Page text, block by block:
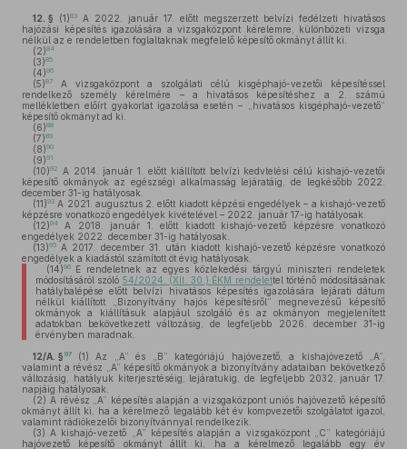
12. § (1)83
A 2022. január 17. előtt megszerzett belvízi fedélzeti hivatásos
hajózási képesítés igazolására a vizsgaközpont kérelemre, különbözeti vizsga
nélkül az e rendeletben foglaltaknak megfelelő képesítő okmányt állít ki.
(2)84
(3)85
(4)86
(5)87
A vizsgaközpont a szolgálati célú kisgéphajó-vezetői képesítéssel
rendelkező személy kérelmére – a hivatásos képesítéshez a 2. számú
mellékletben előírt gyakorlat igazolása esetén – „hivatásos kisgéphajó-vezető”
képesítő okmányt ad ki.
(6)88
(7)89
(8)90
(9)91
(10)92
A 2014. január 1. előtt kiállított belvízi kedvtelési célú kishajó-vezetői
képesítő okmányok az egészségi alkalmasság lejáratáig, de legkésőbb 2022.
december 31-ig hatályosak.
(11)93 A 2021. augusztus 2. előtt kiadott képzési engedélyek – a kishajó-vezető
képzésre vonatkozó engedélyek kivételével – 2022. január 17-ig hatályosak.
(12)94
A 2018. január 1. előtt kiadott kishajó-vezető képzésre vonatkozó
engedélyek 2022. december 31-ig hatályosak.
(13)95 A 2017. december 31. után kiadott kishajó-vezető képzésre vonatkozó
engedélyek a kiadástól számított öt évig hatályosak.
(14)96E rendeletnek az egyes közlekedési tárgyú miniszteri rendeletek
módosításáról szóló 54/2024. (XII. 30.) ÉKM rendelettel történő módosításának
hatálybalépése előtt belvízi hivatásos képesítés igazolására lejárati dátum
nélkül kiállított „Bizonyítvány hajós képesítésről” megnevezésű képesítő
okmányok a kiállításuk alapjául szolgáló és az okmányon megjelenített
adatokban bekövetkezett változásig, de legfeljebb 2026. december 31-ig
érvényben maradnak.
12/A. § 97 (1) Az „A” és „B” kategóriájú hajóvezető, a kishajóvezető „A”,
valamint a révész „A” képesítő okmányok a bizonyítvány adataiban bekövetkező
változásig, hatályuk kiterjesztéséig, lejáratukig, de legfeljebb 2032. január 17.
napjáig hatályosak.
(2) A révész „A” képesítés alapján a vizsgaközpont uniós hajóvezető képesítő
okmányt állít ki, ha a kérelmező legalább két év kompvezetői szolgálatot igazol,
valamint rádiókezelői bizonyítvánnyal rendelkezik.
(3) A kishajó-vezető „A” képesítés alapján a vizsgaközpont „C” kategóriájú
hajóvezető képesítő okmányt állít ki, ha a kérelmező legalább egy év